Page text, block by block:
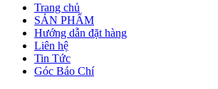
Trang chủ
SẢN PHẨM
Hướng dẫn đặt hàng
Liên hệ
Tin Tức
Góc Báo Chí